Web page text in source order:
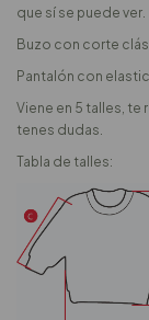
que sí se puede ver.
Buzo con corte
Pantalón con
Viene en 5 talles, te
tenes dudas.
Tabla de talles: